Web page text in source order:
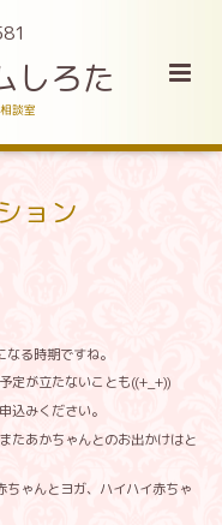
しろた
談室
ョン
る時期ですね。
定が立たないことも((+_+))
込みください。
たあかちゃんとのお出かけはと
ゃんとヨガ、ハイハイ赤ちゃ